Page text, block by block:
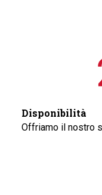
Disponibilità
Offriamo il nostro